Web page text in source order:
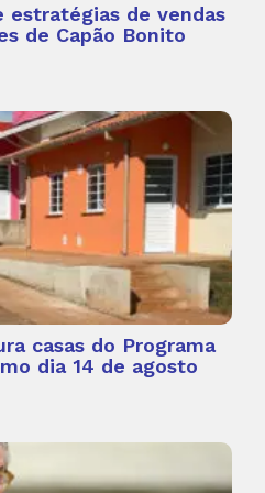
estratégias de vendas
de Capão Bonito
casas do Programa
dia 14 de agosto